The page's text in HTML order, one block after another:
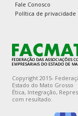
Fale Conosco
Política de privacidade
Copyright 2015-
Estado do Mato Grosso
Ética, Integração,
com resultado.